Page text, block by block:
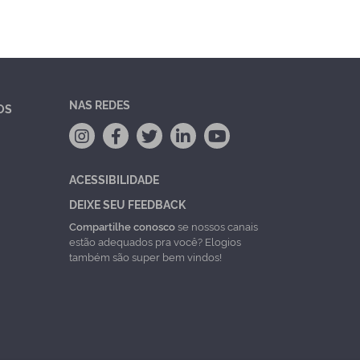
NAS REDES
ACESSIBILIDADE
DEIXE SEU FEEDBACK
Compartilhe conoscose nossos canais
estão adequados pra você? Elogios
também são super bem vindos!